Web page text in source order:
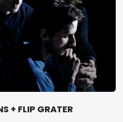
+ FLIP GRATER